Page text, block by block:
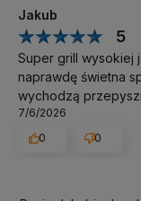
Pana oczekiwania.
Jakub
5
Super grill wysokiej
naprawdę świetna
wychodzą
7/6/2026
0
0